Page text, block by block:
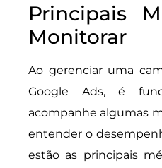
Principais
Monitorar
Ao gerenciar uma
Google Ads, é
acompanhe algumas
entender o
estão as principais